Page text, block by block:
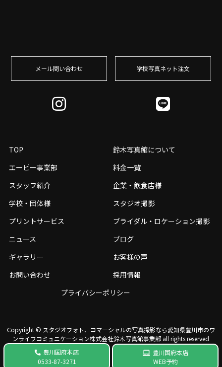
豊川国府本店
0533-87-3271
豊川国府本店
WEB予約
メール問い合わせ 学校写真ネット注⽂
TOP
鈴木写真館について
エーピー事業部
料金一覧
スタッフ紹介
企業・飲食店様
学校・団体様
スタジオ撮影
プリントサービス
ブライダル・ロケーション撮影
ニュース
ブログ
ギャラリー
お客様の声
お問い合わせ
採用情報
プライバシーポリシー
Copyright © スタジオフォト、コマーシャルの写真撮影なら愛知県豊川市のワ
ンライフコミュニケーション株式会社鈴⽊写真館事業部 all rights reserved